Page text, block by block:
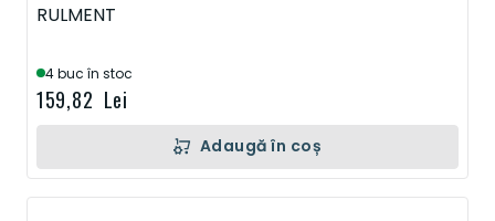
RULMENT
4 buc în stoc
159,82 Lei
Adaugă în coș